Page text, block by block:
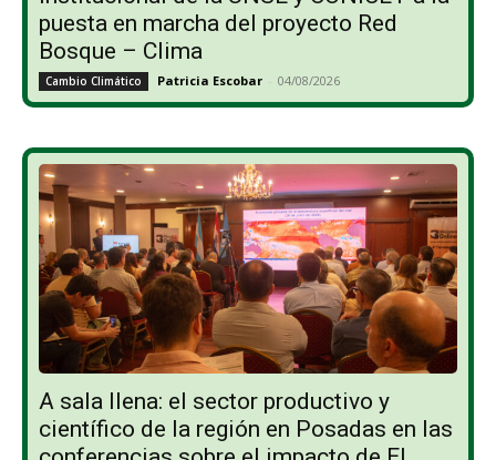
puesta en marcha del proyecto Red
Bosque – Clima
Cambio Climático Patricia Escobar - 04/08/2026
A sala llena: el sector productivo y
científico de la región en Posadas en las